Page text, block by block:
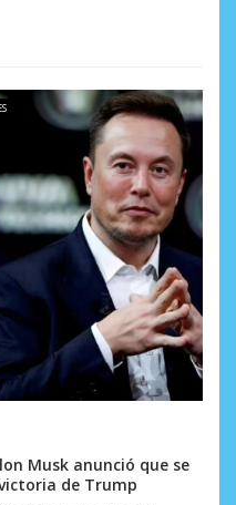
Musk anunció que se
de Trump